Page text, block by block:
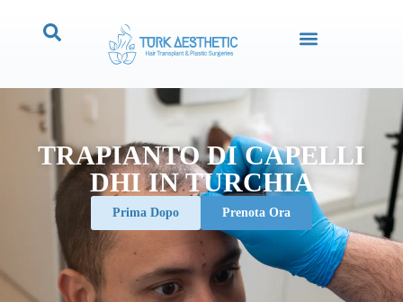
TRAPIANTO DI CAPELLI
DHI IN TURCHIA
Prima Dopo Prenota Ora